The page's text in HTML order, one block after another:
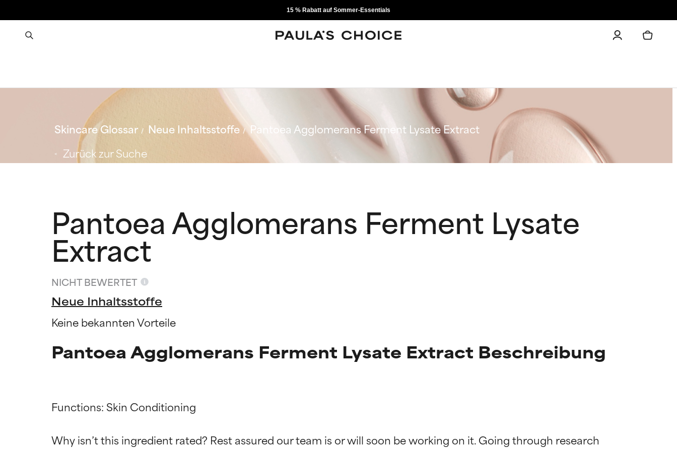
15 % Rabatt auf Sommer-Essentials
Skincare Glossar Neue Inhaltsstoffe
Pantoea Agglomerans Ferment Lysate Extract
Zurück zur Suche
Pantoea Agglomerans Ferment Lysate
Extract
NICHT BEWERTET
Neue Inhaltsstoffe
Keine bekannten Vorteile
Pantoea Agglomerans Ferment Lysate Extract Beschreibung
Functions: Skin Conditioning
Why isn’t this ingredient rated? Rest assured our team is or will soon be working on it. Going through research